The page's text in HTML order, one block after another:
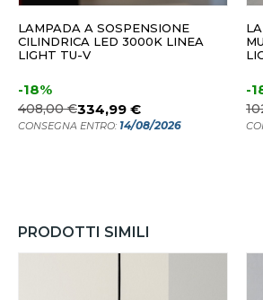
LAMPADA A SOSPENSIONE
CILINDRICA LED 3000K LINEA
LIGHT TU-V
-18%
408,00 €334,99 €
CONSEGNA ENTRO: 14/08/2026
-
PRODOTTI SIMILI